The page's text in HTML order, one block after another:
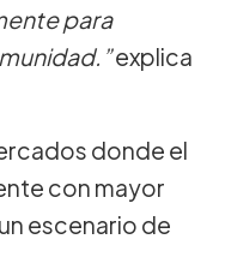
para
explica
donde el
con mayor
escenario de